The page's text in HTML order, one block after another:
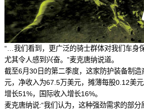
“…我们看到，更广泛的骑士群体对我们车身
尤其令人感到兴奋。”麦克唐纳说道。
截至6月30日的第二季度，这家防护装备制
元，净收入为67.5万美元，摊薄每股0.12美
增长51%，国际收入增长16%。
麦克唐纳说:“我们认为，这种强劲需求的部